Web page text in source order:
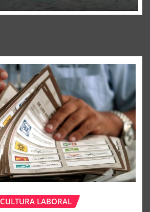
CULTURA LABORAL